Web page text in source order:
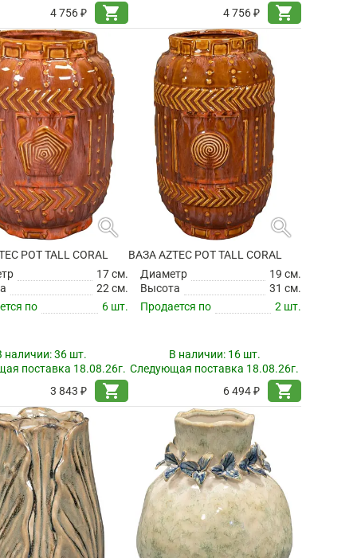
4 756 ₽
shopping_cart
4 756 ₽
shopping_cart
search
POT TALL CORAL
17 см.
22 см.
по
6 шт.
наличии:36 шт.
поставка 18.08.26г.
3 843 ₽
shopping_cart
search
ВАЗА AZTEC POT TALL CORAL
Диаметр
19 см.
Высота
31 см.
Продается по
2 шт.
В наличии: 16 шт.
Следующая поставка 18.08.26г.
6 494 ₽
shopping_cart